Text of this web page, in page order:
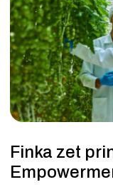
Finka zet